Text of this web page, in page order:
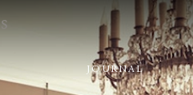
JOURNAL